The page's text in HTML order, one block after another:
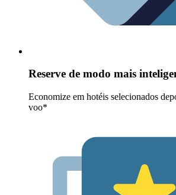
Reserve de modo mais
Economize em hotéis selecionados
voo*